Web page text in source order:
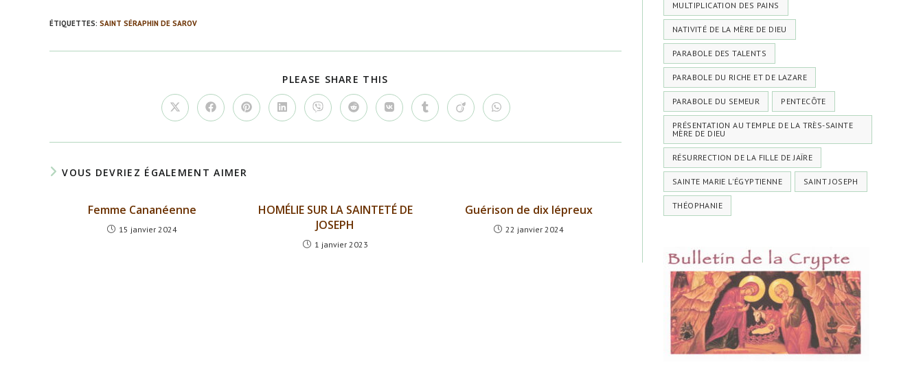
ÉTIQUETTES: SAINT SÉRAPHIN DE SAROV
PLEASE SHARE THIS
CE
CONTENU
Ouvrir
dans
autre
Ouvrir
dans
autre
Ouvrir
dans
autre
Ouvrir
dans
autre
Ouvrir
dans
autre
Ouvrir
dans
autre
Ouvrir
dans
autre
Ouvrir
dans
autre
Ouvrir
dans
autre
Ouvrir
dans
autre
VOUS DEVRIEZ ÉGALEMENT AIMER
Femme Cananéenne
15 janvier 2024
HOMÉLIE SUR LA SAINTETÉ DE
JOSEPH
1 janvier 2023
Guérison de dix lépreux
22 janvier 2024
MULTIPLICATION DES PAINS
NATIVITÉ DE LA MÈRE DE DIEU
PARABOLE DES TALENTS
PARABOLE DU RICHE ET DE LAZARE
PARABOLE DU SEMEUR PENTECÔTE
PRÉSENTATION AU TEMPLE DE LA TRÈS-SAINTE
MÈRE DE DIEU
RÉSURRECTION DE LA FILLE DE JAÏRE
SAINTE MARIE L'ÉGYPTIENNE SAINT JOSEPH
THÉOPHANIE